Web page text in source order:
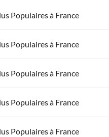
Populaires à France
Appartements de
Appartements de
Populaires à France
Appartements de
Appartements de
Populaires à France
Appartements de
Appartements de
Populaires à France
Appartements de
Populaires à France